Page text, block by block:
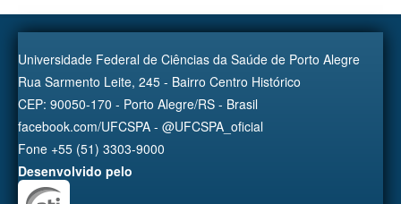
Universidade Federal de Ciências da Saúde de Porto Alegre
Rua Sarmento Leite, 245 - Bairro Centro Histórico
CEP: 90050-170 - Porto Alegre/RS - Brasil
facebook.com/UFCSPA - @UFCSPA_oficial
Fone +55 (51) 3303-9000
Desenvolvido pelo